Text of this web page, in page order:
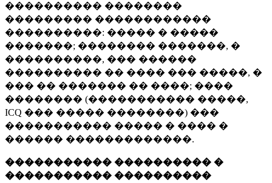
���������� ��������
��������� ������������
����������: ����� � �����
�������; �������� �������, �
����������, ��� ������
���������� �� ���� ��� �����, �
��� �� ������� �� ����; ����
�������� (����������� �����,
ICQ ��� ����� ��������) ���
����������� ����� � ���� �
������ �������������.
����������� ���������� �
����������� ����������